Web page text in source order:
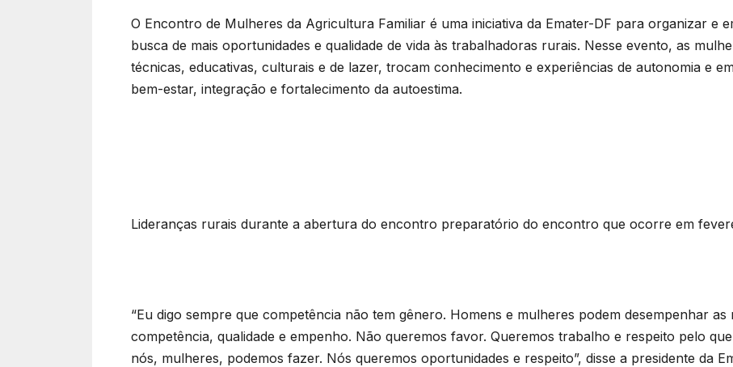
O Encontro de Mulheres da Agricultura Familiar é uma iniciativa da Emater-DF para organizar e
busca de mais oportunidades e qualidade de vida às trabalhadoras rurais. Nesse evento, as
técnicas, educativas, culturais e de lazer, trocam conhecimento e experiências de autonomia e
bem-estar, integração e fortalecimento da autoestima.
Lideranças rurais durante a abertura do encontro preparatório do encontro que ocorre em
“Eu digo sempre que competência não tem gênero. Homens e mulheres podem desempenhar
competência, qualidade e empenho. Não queremos favor. Queremos trabalho e respeito pelo
nós, mulheres, podemos fazer. Nós queremos oportunidades e respeito”, disse a presidente da